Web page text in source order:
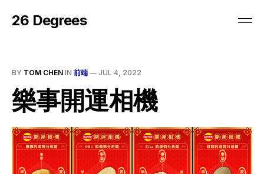
26 Degrees
BY TOM CHEN IN 前端 — JUL 4, 2022
樂事開運相機